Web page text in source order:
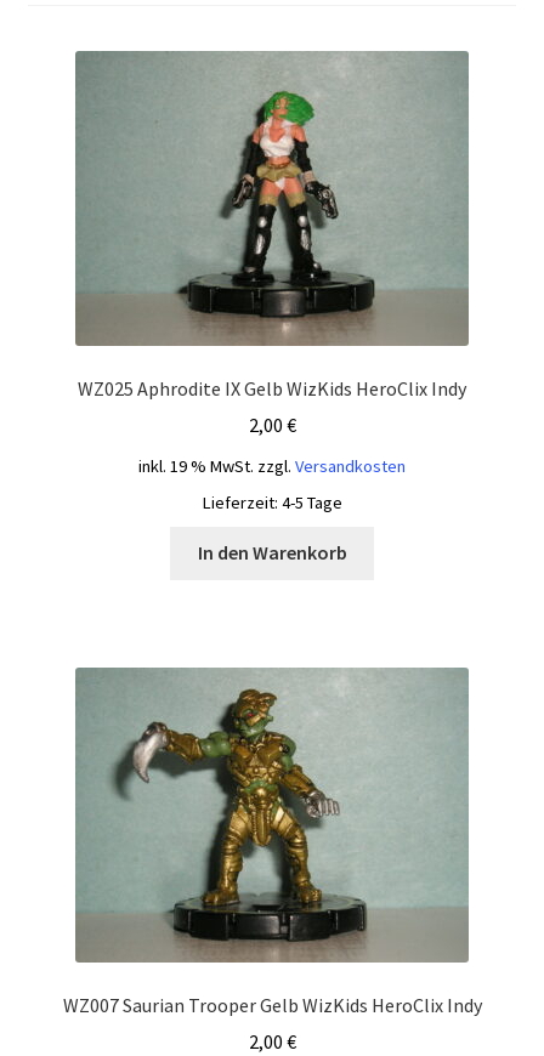
WZ025 Aphrodite IX Gelb WizKids HeroClix Indy
2,00 €
inkl. 19 % MwSt. zzgl. Versandkosten
Lieferzeit: 4-5 Tage
In den Warenkorb
WZ007 Saurian Trooper Gelb WizKids HeroClix Indy
2,00 €